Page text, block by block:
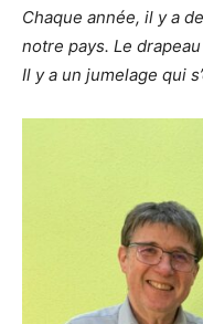
Chaque année, il y a
notre pays. Le
Il y a un jumelage qui